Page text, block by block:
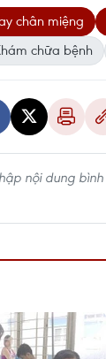
chân miệng
chữa bệnh